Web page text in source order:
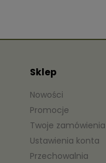
Sklep
Nowości
Promocje
Twoje zamówienia
Ustawienia konta
Przechowalnia